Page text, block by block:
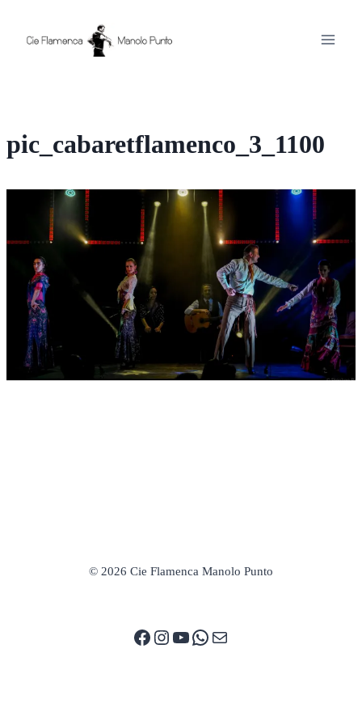
contenu
pic_cabaretflamenco_3_1100
© 2026 Cie Flamenca Manolo Punto
Facebook
Instagram
YouTube
WhatsApp
E-mail